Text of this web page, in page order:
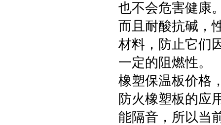
也不会危害健康
而且耐酸抗碱，
材料，防止它们
一定的阻燃性。
橡塑保温板价格
防火橡塑板的应
能隔音，所以当